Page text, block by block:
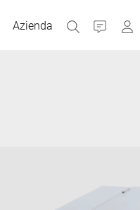
Azienda Contatti